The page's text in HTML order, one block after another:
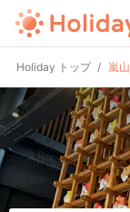
Holiday トップ 嵐